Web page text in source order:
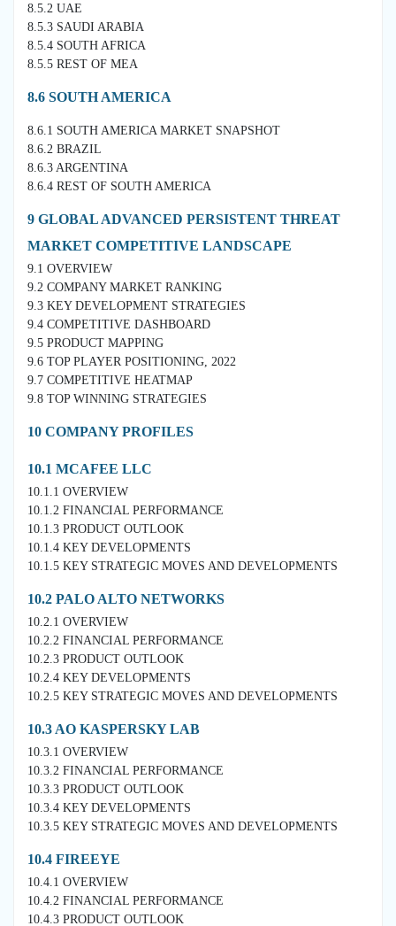
8.5.2 UAE
8.5.3 SAUDI ARABIA
8.5.4 SOUTH AFRICA
8.5.5 REST OF MEA
8.6 SOUTH AMERICA
8.6.1 SOUTH AMERICA MARKET SNAPSHOT
8.6.2 BRAZIL
8.6.3 ARGENTINA
8.6.4 REST OF SOUTH AMERICA
9 GLOBAL ADVANCED PERSISTENT THREAT
MARKET COMPETITIVE LANDSCAPE
9.1 OVERVIEW
9.2 COMPANY MARKET RANKING
9.3 KEY DEVELOPMENT STRATEGIES
9.4 COMPETITIVE DASHBOARD
9.5 PRODUCT MAPPING
9.6 TOP PLAYER POSITIONING, 2022
9.7 COMPETITIVE HEATMAP
9.8 TOP WINNING STRATEGIES
10 COMPANY PROFILES
10.1 MCAFEE LLC
10.1.1 OVERVIEW
10.1.2 FINANCIAL PERFORMANCE
10.1.3 PRODUCT OUTLOOK
10.1.4 KEY DEVELOPMENTS
10.1.5 KEY STRATEGIC MOVES AND DEVELOPMENTS
10.2 PALO ALTO NETWORKS
10.2.1 OVERVIEW
10.2.2 FINANCIAL PERFORMANCE
10.2.3 PRODUCT OUTLOOK
10.2.4 KEY DEVELOPMENTS
10.2.5 KEY STRATEGIC MOVES AND DEVELOPMENTS
10.3 AO KASPERSKY LAB
10.3.1 OVERVIEW
10.3.2 FINANCIAL PERFORMANCE
10.3.3 PRODUCT OUTLOOK
10.3.4 KEY DEVELOPMENTS
10.3.5 KEY STRATEGIC MOVES AND DEVELOPMENTS
10.4 FIREEYE
10.4.1 OVERVIEW
10.4.2 FINANCIAL PERFORMANCE
10.4.3 PRODUCT OUTLOOK